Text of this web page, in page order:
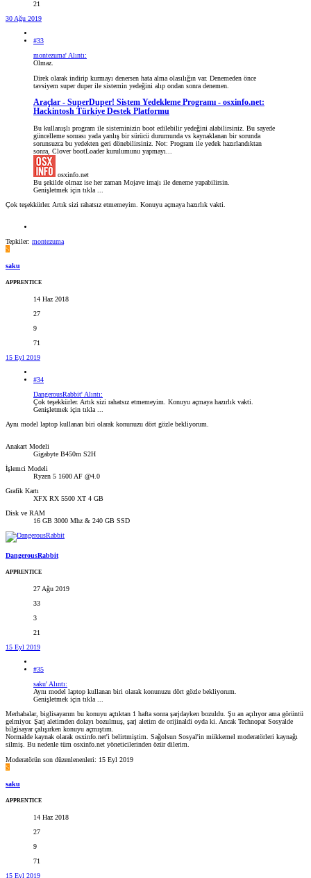
21
30 Ağu 2019
#33
montezuma' Alıntı:
Olmaz.
Direk olarak indirip kurmayı denersen hata alma olasılığın var. Denemeden önce
tavsiyem super duper ile sistemin yedeğini alıp ondan sonra denemen.
Araçlar - SuperDuper! Sistem Yedekleme Programı - osxinfo.net:
Hackintosh Türkiye Destek Platformu
Bu kullanışlı program ile sisteminizin boot edilebilir yedeğini alabilirsiniz. Bu sayede
güncelleme sonrası yada yanlış bir sürücü durumunda vs kaynaklanan bir sorunda
sorunsuzca bu yedekten geri dönebilirsiniz. Not: Program ile yedek hazırlandıktan
sonra, Clover bootLoader kurulumunu yapmayı...
osxinfo.net
Bu şekilde olmaz ise her zaman Mojave imajı ile deneme yapabilirsin.
Genişletmek için tıkla ...
Çok teşekkürler. Artık sizi rahatsız etmemeyim. Konuyu açmaya hazırlık vakti.
Tepkiler: montezuma
S
saku
APPRENTICE
14 Haz 2018
27
9
71
15 Eyl 2019
#34
DangerousRabbit' Alıntı:
Çok teşekkürler. Artık sizi rahatsız etmemeyim. Konuyu açmaya hazırlık vakti.
Genişletmek için tıkla ...
Aynı model laptop kullanan biri olarak konunuzu dört gözle bekliyorum.
Anakart Modeli
Gigabyte B450m S2H
İşlemci Modeli
Ryzen 5 1600 AF @4.0
Grafik Kartı
XFX RX 5500 XT 4 GB
Disk ve RAM
16 GB 3000 Mhz & 240 GB SSD
DangerousRabbit
APPRENTICE
27 Ağu 2019
33
3
21
15 Eyl 2019
#35
saku' Alıntı:
Aynı model laptop kullanan biri olarak konunuzu dört gözle bekliyorum.
Genişletmek için tıkla ...
Merhabalar, biglisayarım bu konuyu açtıktan 1 hafta sonra şarjdayken bozuldu. Şu an açılıyor ama görüntü
gelmiyor. Şarj aletimden dolayı bozulmuş, şarj aletim de orijinaldi oyda ki. Ancak Technopat Sosyalde
bilgisayar çalışırken konuyu açmıştım.
Normalde kaynak olarak osxinfo.net'i belirtmiştim. Sağolsun Sosyal'in mükkemel moderatörleri kaynağı
silmiş. Bu nedenle tüm osxinfo.net yöneticilerinden özür dilerim.
Moderatörün son düzenlenenleri: 15 Eyl 2019
S
saku
APPRENTICE
14 Haz 2018
27
9
71
15 Eyl 2019